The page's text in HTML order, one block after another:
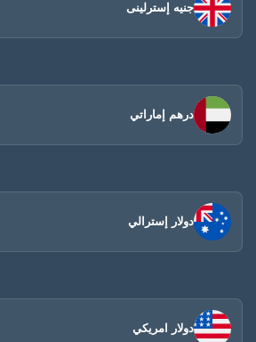
جنيه إسترلينى
درهم إماراتي
دولار إسترالي
دولار امريكي